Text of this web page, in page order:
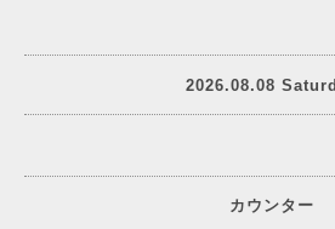
2026.08.08
カウンター